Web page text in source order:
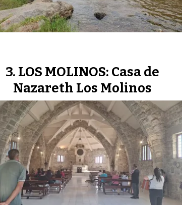
LOS MOLINOS: Casa de
Nazareth Los Molinos